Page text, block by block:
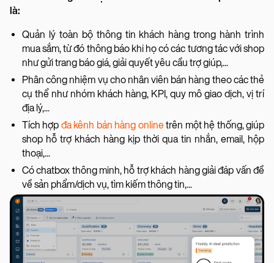
là:
Quản lý toàn bộ thông tin khách hàng trong hành trình
mua sắm, từ đó thông báo khi họ có các tương tác với shop
như gửi trang báo giá, giải quyết yêu cầu trợ giúp,...
Phân công nhiệm vụ cho nhân viên bán hàng theo các thẻ
cụ thể như nhóm khách hàng, KPI, quy mô giao dịch, vị trí
địa lý,...
Tích hợp đa kênh bán hàng onlinetrên một hệ thống, giúp
shop hỗ trợ khách hàng kịp thời qua tin nhắn, email, hộp
thoại,...
Có chatbox thông minh, hỗ trợ khách hàng giải đáp vấn đề
về sản phẩm/dịch vụ, tìm kiếm thông tin,...